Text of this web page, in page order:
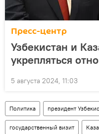
Пресс-центр
Узбекистан и
укрепляться
5 августа 2024, 11:03
Политика президент
государственный визит